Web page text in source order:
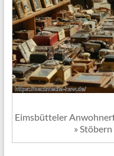
Eimsbütteler
»